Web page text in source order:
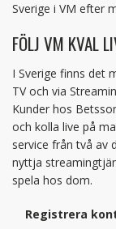
Sverige i VM efter
FÖLJ VM KVAL
I Sverige finns det
TV och via
Kunder hos
och kolla live på
service från två av
nyttja
spela hos dom.
Registrera